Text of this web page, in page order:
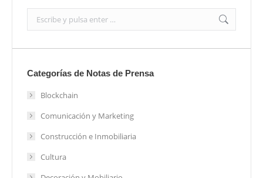
Categorías de Notas de Prensa
Blockchain
Comunicación y Marketing
Construcción e Inmobiliaria
Cultura